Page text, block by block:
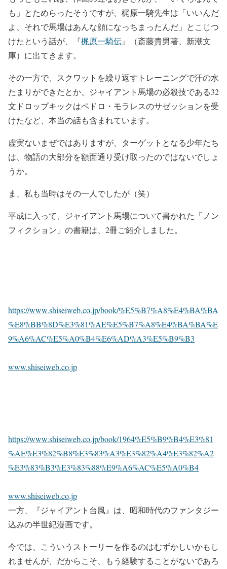
も」とためらったそうですが、梶原一騎先生は「いいんだ
よ、それで馬場はあんな顔になっちまったんだ」とこじつ
けたという話が、『梶原一騎伝』（斎藤貴男著、新潮文
庫）に出てきます。
その一方で、スクワットを繰り返すトレーニングで汗の水
たまりができたとか、ジャイアント馬場の必殺技である32
文ドロップキックはペドロ・モラレスのサゼッションを受
けたなど、本当の話も含まれています。
虚実ないまぜではありますが、ターゲットとなる少年たち
は、物語の大部分を額面通り受け取ったのではないでしょ
うか。
ま、私も当時はその一人でしたが（笑）
平成に入って、ジャイアント馬場について書かれた「ノン
フィクション」の書籍は、2冊ご紹介しました。
https://www.shiseiweb.co.jp/book/%E5%B7%A8%E4%BA%BA
%E8%BB%8D%E3%81%AE%E5%B7%A8%E4%BA%BA%E
9%A6%AC%E5%A0%B4%E6%AD%A3%E5%B9%B3
www.shiseiweb.co.jp
https://www.shiseiweb.co.jp/book/1964%E5%B9%B4%E3%81
%AE%E3%82%B8%E3%83%A3%E3%82%A4%E3%82%A2
%E3%83%B3%E3%83%88%E9%A6%AC%E5%A0%B4
www.shiseiweb.co.jp
一方、『ジャイアント台風』は、昭和時代のファンタジー
込みの半世紀漫画です。
今では、こういうストーリーを作るのはむずかしいかもし
れませんが、だからこそ、もう経験することがないであろ